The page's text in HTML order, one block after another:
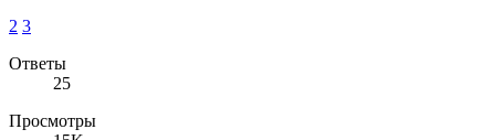
2 3
Ответы
25
Просмотры